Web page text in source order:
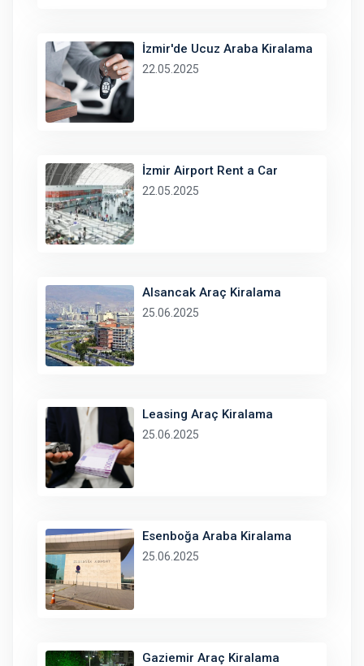
İzmir'de Ucuz Araba Kiralama
22.05.2025
İzmir Airport Rent a Car
22.05.2025
Alsancak Araç Kiralama
25.06.2025
Leasing Araç Kiralama
25.06.2025
Esenboğa Araba Kiralama
25.06.2025
Gaziemir Araç Kiralama